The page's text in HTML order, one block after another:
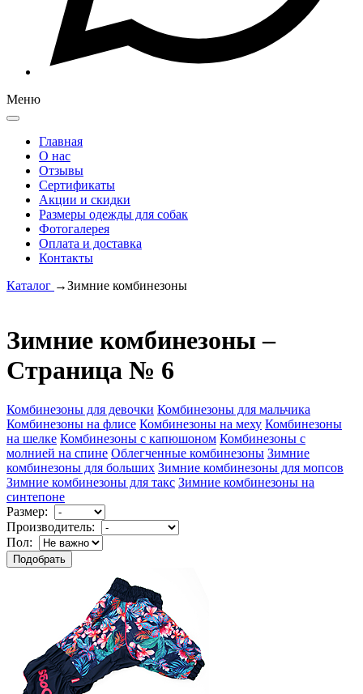
Меню
Главная
О нас
Отзывы
Сертификаты
Акции и скидки
Размеры одежды для собак
Фотогалерея
Оплата и доставка
Контакты
Каталог →Зимние комбинезоны
Зимние комбинезоны –
Страница № 6
Комбинезоны для девочки Комбинезоны для мальчика
Комбинезоны на флисе Комбинезоны на меху Комбинезоны
на шелке Комбинезоны с капюшоном Комбинезоны с
молнией на спине Облегченные комбинезоны Зимние
комбинезоны для больших Зимние комбинезоны для мопсов
Зимние комбинезоны для такс Зимние комбинезоны на
синтепоне
Размер:
Производитель:
Пол: